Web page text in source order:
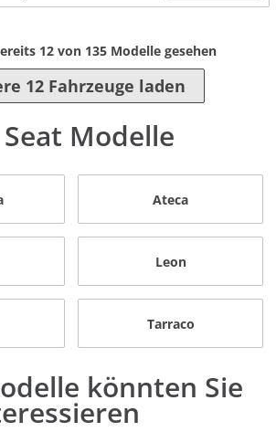
12von 135Modelle gesehen
12 Fahrzeuge laden
Modelle
Ateca
Leon
Tarraco
könnten Sie